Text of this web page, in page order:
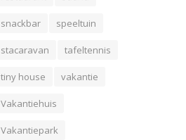
snackbar speeltuin
stacaravan tafeltennis
tiny house vakantie
Vakantiehuis
Vakantiepark